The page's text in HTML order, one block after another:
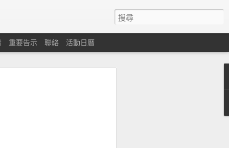
重要告示 聯絡 活動日曆